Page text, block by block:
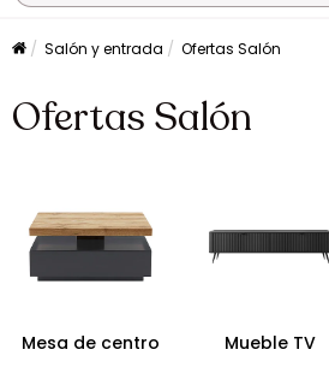
Salón y entrada Ofertas Salón
Ofertas Salón
Mesa de centro Mueble TV